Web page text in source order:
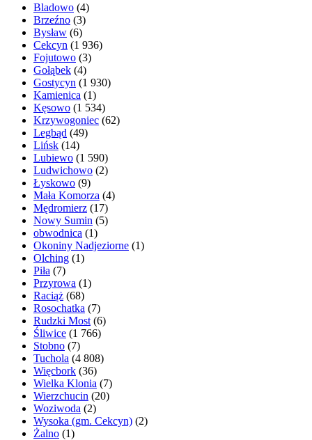
Bladowo (4)
Brzeźno (3)
Bysław (6)
Cekcyn (1 936)
Fojutowo (3)
Gołąbek (4)
Gostycyn (1 930)
Kamienica (1)
Kęsowo (1 534)
Krzywogoniec (62)
Legbąd (49)
Lińsk (14)
Lubiewo (1 590)
Ludwichowo (2)
Łyskowo (9)
Mała Komorza (4)
Mędromierz (17)
Nowy Sumin (5)
obwodnica (1)
Okoniny Nadjeziorne (1)
Olching (1)
Piła (7)
Przyrowa (1)
Raciąż (68)
Rosochatka (7)
Rudzki Most (6)
Śliwice (1 766)
Stobno (7)
Tuchola (4 808)
Więcbork (36)
Wielka Klonia (7)
Wierzchucin (20)
Woziwoda (2)
Wysoka (gm. Cekcyn) (2)
Żalno (1)